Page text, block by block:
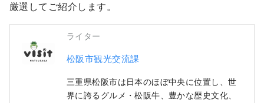
厳選してご紹介します。
ライター
松阪市観光交流課
三重県松阪市は日本のほぼ中央に位置し、世
界に誇るグルメ・松阪牛、豊かな歴史文化、